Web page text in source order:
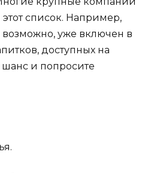
список. Например,
уже включен в
доступных на
шанс и попросите